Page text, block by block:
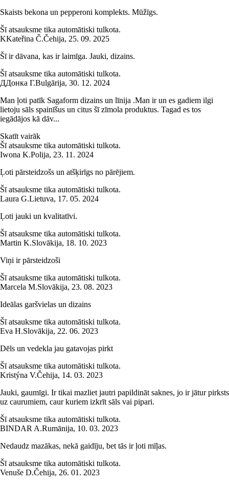
Skaists bekona un pepperoni komplekts. Mūžīgs.
Šī atsauksme tika automātiski tulkota.
KKateřina Č.Čehija, 25. 09. 2025
Šī ir dāvana, kas ir laimīga. Jauki, dizains.
Šī atsauksme tika automātiski tulkota.
ДДонка Г.Bulgārija, 30. 12. 2024
Man ļoti patīk Sagaform dizains un līnija .Man ir un es gadiem ilgi
lietoju sāls spainīšus un citus šī zīmola produktus. Tagad es tos
iegādājos kā dāv...
Skatīt vairāk
Šī atsauksme tika automātiski tulkota.
Iwona K.Polija, 23. 11. 2024
Ļoti pārsteidzošs un atšķirīgs no pārējiem.
Šī atsauksme tika automātiski tulkota.
Laura G.Lietuva, 17. 05. 2024
Ļoti jauki un kvalitatīvi.
Šī atsauksme tika automātiski tulkota.
Martin K.Slovākija, 18. 10. 2023
Viņi ir pārsteidzoši
Šī atsauksme tika automātiski tulkota.
Marcela M.Slovākija, 23. 08. 2023
Ideālas garšvielas un dizains
Šī atsauksme tika automātiski tulkota.
Eva H.Slovākija, 22. 06. 2023
Dēls un vedekla jau gatavojas pirkt
Šī atsauksme tika automātiski tulkota.
Kristýna V.Čehija, 14. 03. 2023
Jauki, gaumīgi. Ir tikai mazliet jautri papildināt saknes, jo ir jātur pirksts
uz caurumiem, caur kuriem izkrīt sāls vai pipari.
Šī atsauksme tika automātiski tulkota.
BINDAR A.Rumānija, 10. 03. 2023
Nedaudz mazākas, nekā gaidīju, bet tās ir ļoti mīļas.
Šī atsauksme tika automātiski tulkota.
Venuše D.Čehija, 26. 01. 2023